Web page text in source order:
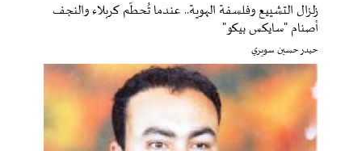
زلزال التشييع وفلسفة الهوية.. عندما تُحطّم كربلاء والنجف
أصنام "سايكس بيكو"
حيدر حسين سويري